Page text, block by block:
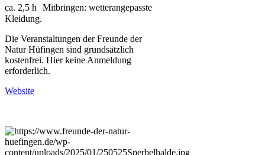
ca. 2,5 h Mitbringen: wetterangepasste
Kleidung.
Die Veranstaltungen der Freunde der
Natur Hüfingen sind grundsätzlich
kostenfrei. Hier keine Anmeldung
erforderlich.
Website